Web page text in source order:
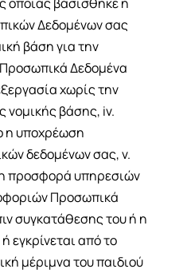
Δεδομένων σας
βάση για την
Δεδομένα
χωρίς την
νομικής βάσης, iv.
η υποχρέωση
δεδομένων σας, v.
προσφορά υπηρεσιών
Προσωπικά
συγκατάθεσης του ή η
εγκρίνεται από το
μέριμνα του παιδιού